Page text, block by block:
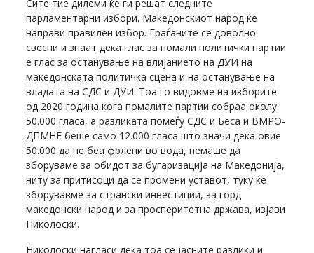
Сите тие дилеми ќе ги решат следните
парламентарни избори. Македонскиот народ ќе
направи правилен избор. Граѓаните се доволно
свесни и знаат дека глас за помали политички партии
е глас за останување на влијанието на ДУИ на
македонската политичка сцена и на останување на
владата на СДС и ДУИ. Тоа го видовме на изборите
од 2020 година кога помалите партии собраа околу
50.000 гласа, а разликата помеѓу СДС и Беса и ВМРО-
ДПМНЕ беше само 12.000 гласа што значи дека овие
50.000 да не беа фрлени во вода, немаше да
зборуваме за обидот за бугаризација на Македонија,
ниту за притисоци да се промени уставот, туку ќе
зборувавме за странски инвестиции, за горд
македонски народ и за просперитетна држава, изјави
Николоски.
Николоски нагласи дека тоа се јасните разлики и